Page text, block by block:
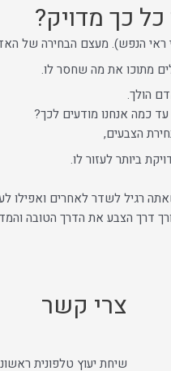
כך מדויק?
מתוכו את מה שחסר לו.
הולך.
עד כמה אנחנו מודעים לכך?
הצבעים,
ביותר לעזור לו.
רגיל לשדר לאחרים
דרך הצבע את הדרך הטובה
צרי קשר
שיחת יעוץ טלפונית